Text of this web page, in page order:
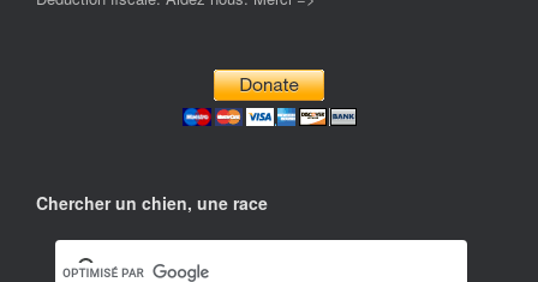
Chercher un chien, une race